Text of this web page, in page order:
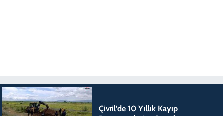
Çivril’de 10 Yıllık Kayıp